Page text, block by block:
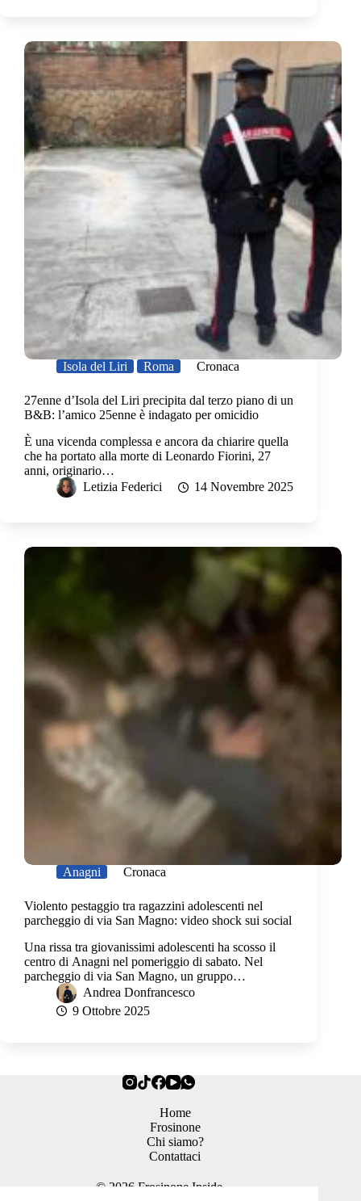
Isola del Liri Roma Cronaca
27enne d’Isola del Liri precipita dal terzo piano di un
B&B: l’amico 25enne è indagato per omicidio
È una vicenda complessa e ancora da chiarire quella
che ha portato alla morte di Leonardo Fiorini, 27
anni, originario…
Letizia Federici
14 Novembre 2025
Anagni Cronaca
Violento pestaggio tra ragazzini adolescenti nel
parcheggio di via San Magno: video shock sui social
Una rissa tra giovanissimi adolescenti ha scosso il
centro di Anagni nel pomeriggio di sabato. Nel
parcheggio di via San Magno, un gruppo…
Andrea Donfrancesco
9 Ottobre 2025
Home
Frosinone
Chi siamo?
Contattaci
© 2026 Frosinone Inside